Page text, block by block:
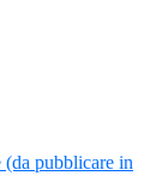
(da pubblicare in